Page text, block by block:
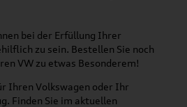
bei der Erfüllung Ihrer
zu sein. Bestellen Sie noch
VW zu etwas Besonderem!
Ihren Volkswagen oder Ihr
Finden Sie im aktuellen